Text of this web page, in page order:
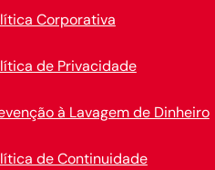
Corporativa
de Privacidade
à Lavagem de Dinheiro
de Continuidade